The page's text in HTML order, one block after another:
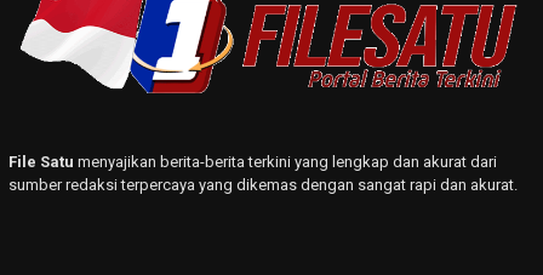
File Satu menyajikan berita-berita terkini yang lengkap dan akurat dari
sumber redaksi terpercaya yang dikemas dengan sangat rapi dan akurat.